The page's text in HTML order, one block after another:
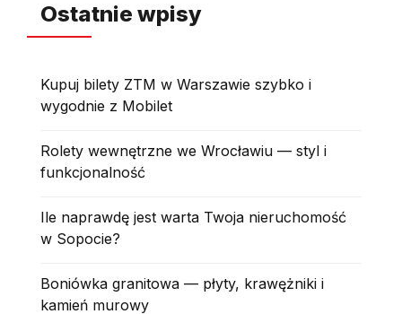
Ostatnie wpisy
Kupuj bilety ZTM w Warszawie szybko i
wygodnie z Mobilet
Rolety wewnętrzne we Wrocławiu — styl i
funkcjonalność
Ile naprawdę jest warta Twoja nieruchomość
w Sopocie?
Boniówka granitowa — płyty, krawężniki i
kamień murowy